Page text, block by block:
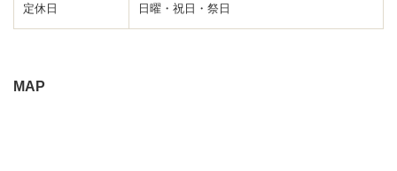
定休日 日曜・祝日・祭日
MAP